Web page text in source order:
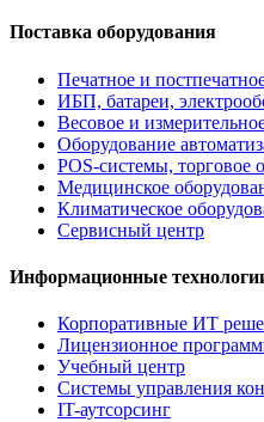
Поставка оборудования
Печатное и
ИБП, батареи,
Весовое и
Оборудование
POS-системы, торговое
Медицинское
Климатическое
Сервисный центр
Информационные
Корпоративные ИТ
Лицензионное
Учебный центр
Системы управления
IT-аутсорсинг